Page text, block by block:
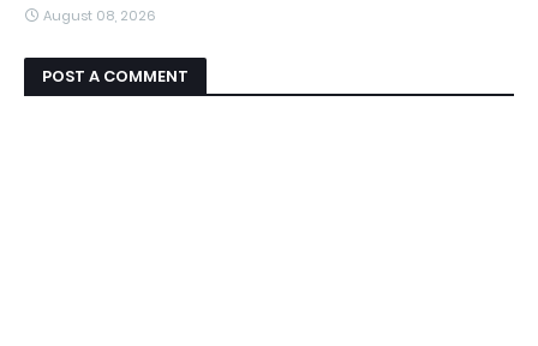
August 08, 2026
POST A COMMENT